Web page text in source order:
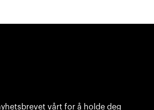
vårt for å holde deg